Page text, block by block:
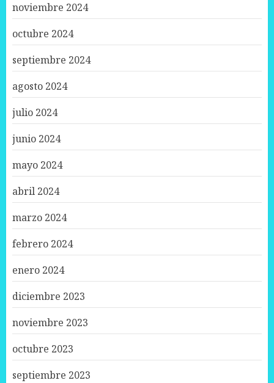
noviembre 2024
octubre 2024
septiembre 2024
agosto 2024
julio 2024
junio 2024
mayo 2024
abril 2024
marzo 2024
febrero 2024
enero 2024
diciembre 2023
noviembre 2023
octubre 2023
septiembre 2023